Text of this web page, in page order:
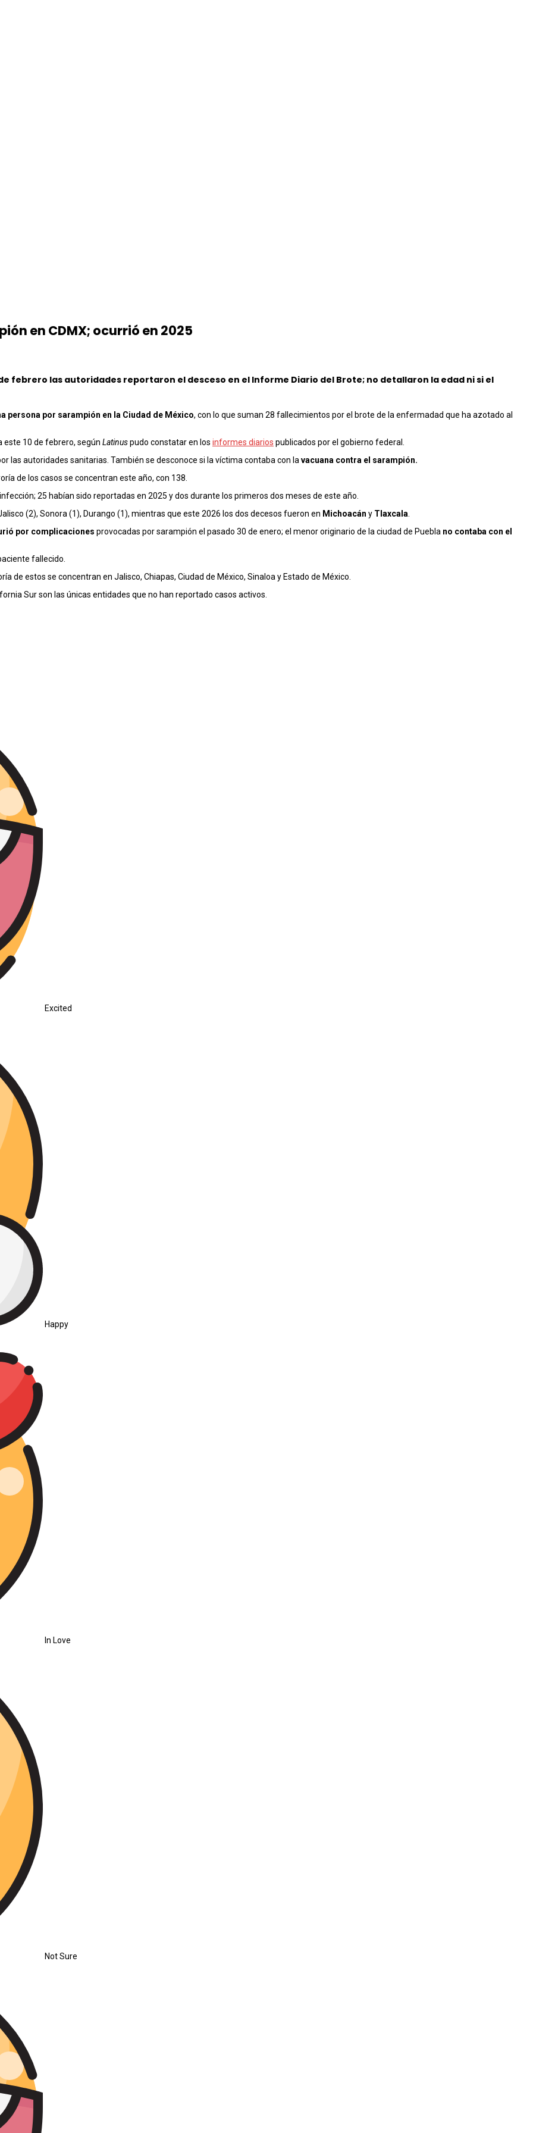
en CDMX; ocurrió en 2025
febrero las autoridades reportaron el desceso en el Informe Diario del Brote; no detallaron la edad ni si el
persona por sarampión en la Ciudad de México, con lo que suman 28 fallecimientos por el brote de la enfermadad que ha azotado al
este 10 de febrero, según Latinuspudo constatar en los informes diarios publicados por el gobierno federal.
las autoridades sanitarias. También se desconoce si la víctima contaba con la vacuana contra el sarampión.
de los casos se concentran este año, con 138.
25 habían sido reportadas en 2025 y dos durante los primeros dos meses de este año.
(2), Sonora (1), Durango (1), mientras que este 2026 los dos decesos fueron en Michoacán y Tlaxcala
por complicaciones provocadas por sarampión el pasado 30 de enero; el menor originario de la ciudad de Puebla no contaba con el
fallecido.
de estos se concentran en Jalisco, Chiapas, Ciudad de México, Sinaloa y Estado de México.
Sur son las únicas entidades que no han reportado casos activos.
Excited
Happy
In Love
Not Sure